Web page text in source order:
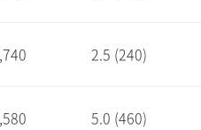
2.5 (240)
5.0 (460)